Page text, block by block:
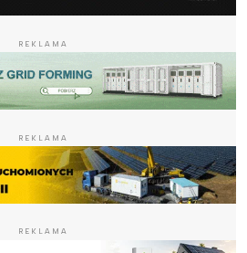
REKLAMA
REKLAMA
REKLAMA